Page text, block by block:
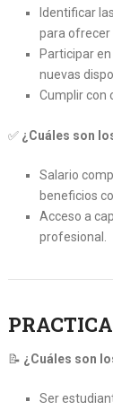
Identificar
para ofrecer
Participar
nuevas
Cumplir con
✅ ¿Cuáles son
Salario
beneficios
Acceso a
profesional.
📝 ¿Cuáles son
Ser